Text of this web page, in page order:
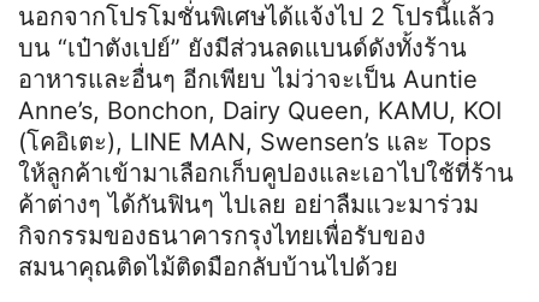
นอกจากโปรโมชั่นพิเศษได้แจ้งไป 2 โปรนี้แล้ว
บน “เป๋าตังเปย์” ยังมีส่วนลดแบนด์ดังทั้งร้าน
อาหารและอื่นๆ อีกเพียบ ไม่ว่าจะเป็น Auntie
Anne’s, Bonchon, Dairy Queen, KAMU, KOI
(โคอิเตะ), LINE MAN, Swensen’s และ Tops
ให้ลูกค้าเข้ามาเลือกเก็บคูปองและเอาไปใช้ที่ร้าน
ค้าต่างๆ ได้กันฟินๆ ไปเลย อย่าลืมแวะมาร่วม
กิจกรรมของธนาคารกรุงไทยเพื่อรับของ
สมนาคุณติดไม้ติดมือกลับบ้านไปด้วย